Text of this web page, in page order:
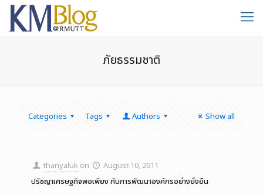
ภัยธรรมชาติ
Categories Tags Authors Show all
thanyaluk on
August 10, 2011
ปรัชญาเศรษฐกิจพอเพียง กับการพัฒนาองค์กรอย่างยั่งยืน